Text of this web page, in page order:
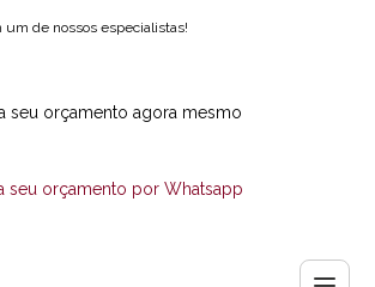
um de nossos especialistas!
seu orçamento agora mesmo
seu orçamento por Whatsapp